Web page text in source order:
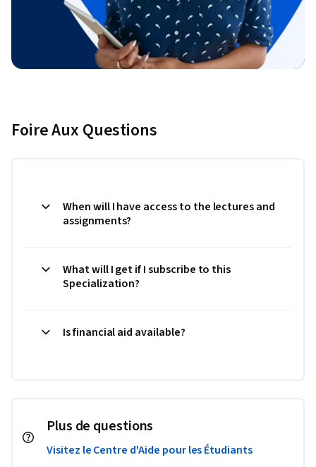
Foire Aux Questions
When will I have access to the lectures and
assignments?
What will I get if I subscribe to this
Specialization?
Is financial aid available?
Plus de questions
Visitez le Centre d'Aide pour les Étudiants